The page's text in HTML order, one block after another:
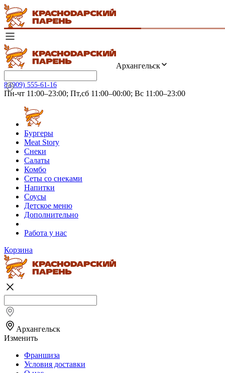
Архангельск
8 (909) 555-61-16
Пн-чт 11:00–23:00; Пт,сб 11:00–00:00; Вс 11:00–23:00
Бургеры
Meat Story
Снеки
Салаты
Комбо
Сеты со снеками
Напитки
Соусы
Детское меню
Дополнительно
Работа у нас
Корзина
Архангельск
Изменить
Франшиза
Условия доставки